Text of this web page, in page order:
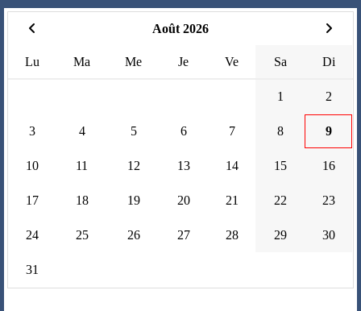
Août 2026
Lu Ma Me Je Ve Sa Di
1 2
3 4 5 6 7 8 9
10 11 12 13 14 15 16
17 18 19 20 21 22 23
24 25 26 27 28 29 30
31